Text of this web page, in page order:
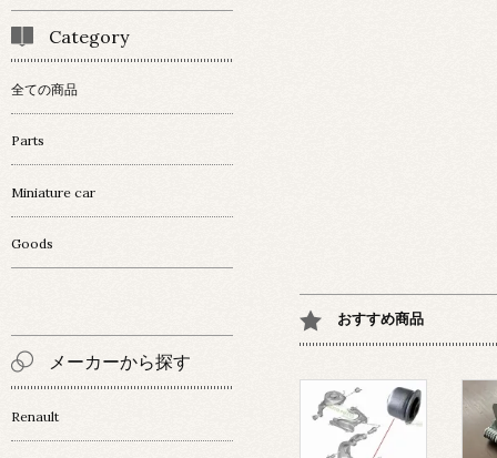
おすすめ商品
Category
全ての商品
Parts
Miniature car
Goods
メーカーから探す
Renault